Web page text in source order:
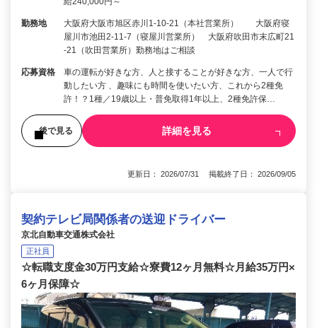
勤務地
大阪府大阪市旭区赤川1-10-21（本社営業所） 大阪府寝
屋川市池田2-11-7（寝屋川営業所） 大阪府吹田市末広町21
-21（吹田営業所）勤務地はご相談
応募資格
車の運転が好きな方、人と接することが好きな方、一人で行
動したい方 、趣味にも時間を使いたい方、これから2種免
許！？1種／19歳以上・普免取得1年以上、2種免許保…
後で見る 詳細を見る
更新日： 2026/07/31 掲載終了日： 2026/09/05
契約テレビ局関係者の送迎ドライバー
京北自動車交通株式会社
正社員
☆転職支度金30万円支給☆寮費12ヶ月無料☆月給35万円×
6ヶ月保障☆